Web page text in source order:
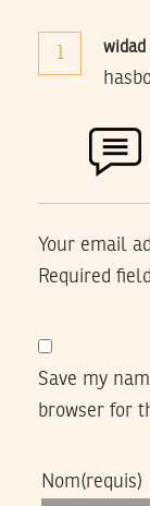
1 widad
Your email
Required
Save my
browser for
Nom(requis)